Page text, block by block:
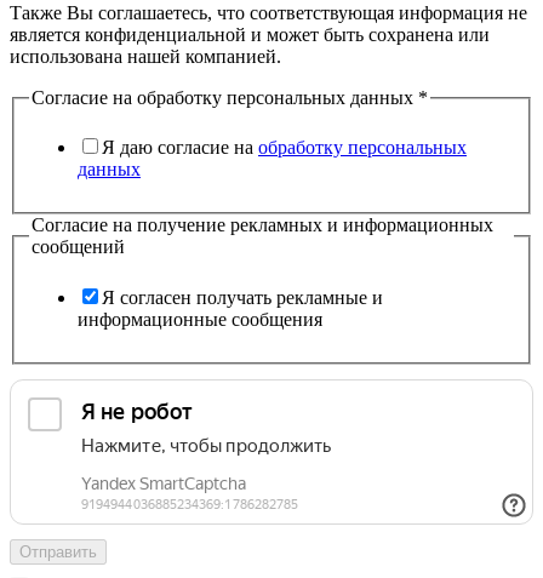
Также Вы соглашаетесь, что соответствующая информация не
является конфиденциальной и может быть сохранена или
использована нашей компанией.
Согласие на обработку персональных данных *
Я даю согласие на обработку персональных
данных
Согласие на получение рекламных и информационных
сообщений
Я согласен получать рекламные и
информационные сообщения
Отправить